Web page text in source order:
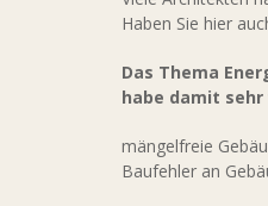
Haben Sie hier
Das Thema
habe damit
mängelfreie
Baufehler an